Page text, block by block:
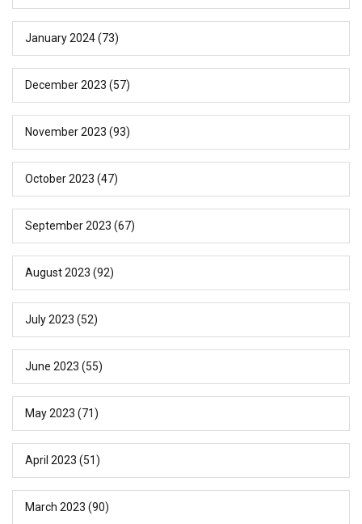
January 2024(73)
December 2023 (57)
November 2023 (93)
October 2023 (47)
September 2023 (67)
August 2023 (92)
July 2023 (52)
June 2023 (55)
May 2023 (71)
April 2023 (51)
March 2023 (90)